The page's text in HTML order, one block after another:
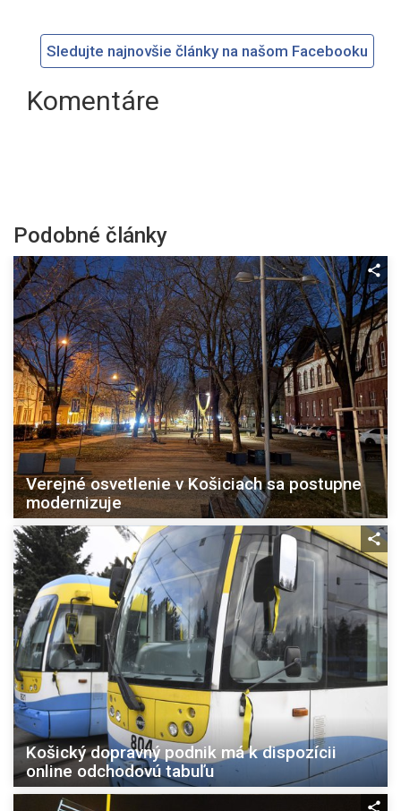
Sledujte najnovšie články na našom Facebooku
Komentáre
Podobné články
Verejné osvetlenie v Košiciach sa postupne
modernizuje
Košický dopravný podnik má k dispozícii
online odchodovú tabuľu